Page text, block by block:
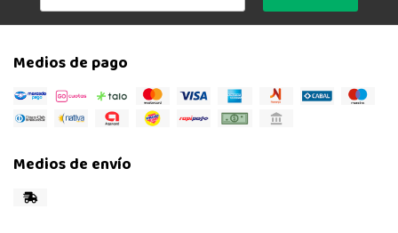
Medios de pago
Medios de envío